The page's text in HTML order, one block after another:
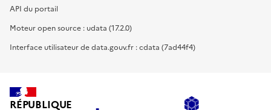
API du portail
Moteur open source : udata (17.2.0)
Interface utilisateur de data.gouv.fr : cdata (7ad44f4)
RÉPUBLIQUE